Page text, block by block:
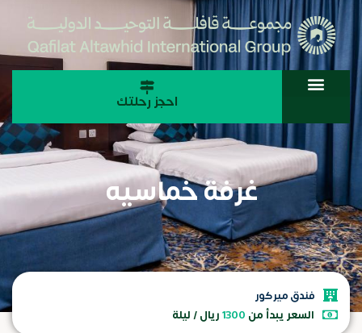
احجز رحلتك
غرفة خماسيه
فندق ميركور
السعر يبدأ من 1300ريال / ليلة